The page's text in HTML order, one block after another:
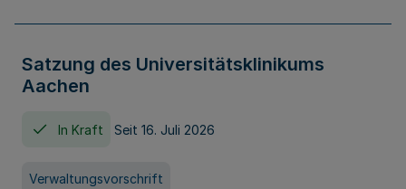
Satzung des Universitätsklinikums
Aachen
In Kraft Seit 16. Juli 2026
Verwaltungsvorschrift